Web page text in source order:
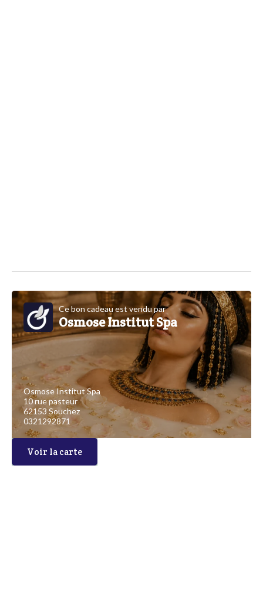
Ce bon cadeau est vendu par
Osmose Institut Spa
Osmose Institut Spa
10 rue pasteur
62153 Souchez
0321292871
Voir la carte